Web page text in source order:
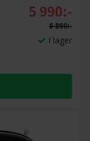
5 990:-
8 890:-
I lager